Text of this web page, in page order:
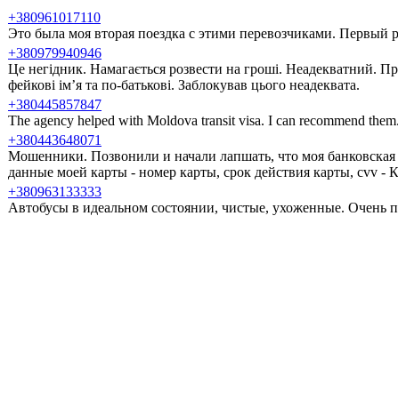
+380961017110
Это была моя вторая поездка с этими перевозчиками. Первый
+380979940946
Це негідник. Намагається розвести на гроші. Неадекватний.
фейкові ім’я та по-батькові. Заблокував цього неадеквата.
+380445857847
The agency helped with Moldova transit visa. I can recommend them.
+380443648071
Мошенники. Позвонили и начали лапшать, что моя
данные моей карты - номер карты, срок действия карты, cvv
+380963133333
Автобусы в идеальном состоянии, чистые, ухоженные. Очень